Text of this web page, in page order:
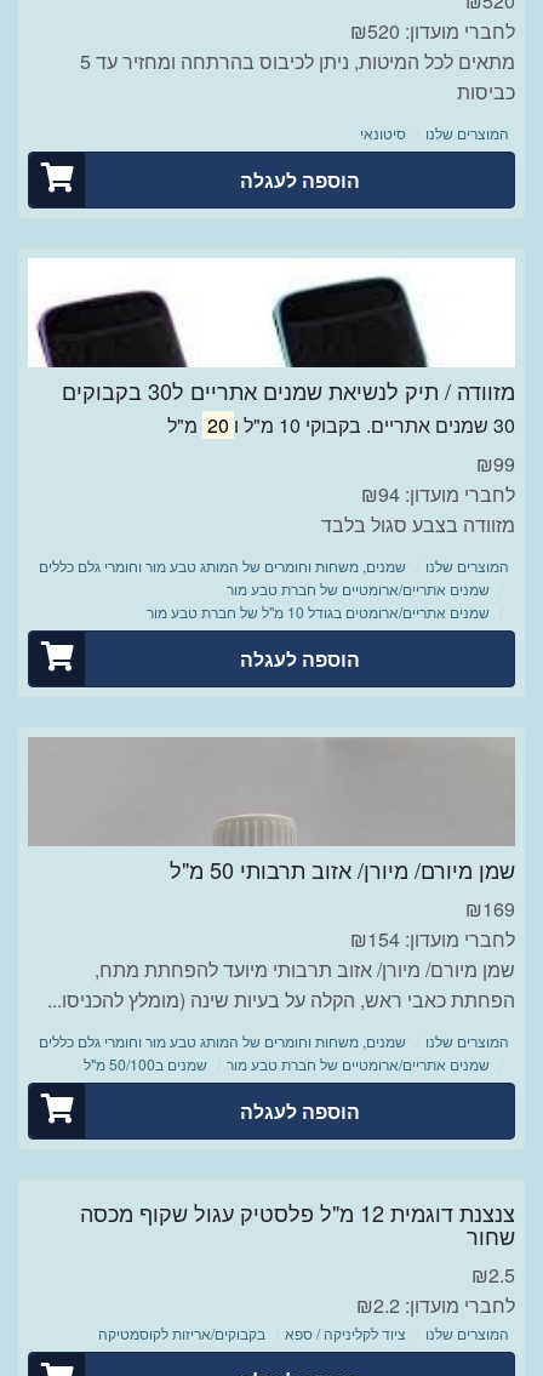
לחברי מועדון: ₪520
מתאים לכל המיטות, ניתן לכיבוס בהרתחה ומחזיר עד 5
כביסות
המוצרים שלנו סיטונאי
הוספה לעגלה
מזוודה / תיק לנשיאת שמנים אתריים ל30 בקבוקים
30 שמנים אתריים. בקבוקי 10 מ"ל ו 20 מ"ל
₪99
לחברי מועדון: ₪94
מזוודה בצבע סגול בלבד
המוצרים שלנו
שמנים, משחות וחומרים של המותג טבע מור וחומרי גלם כללים
שמנים אתריים/ארומטיים של חברת טבע מור
שמנים אתריים/ארומטים בגודל 10 מ"ל של חברת טבע מור
הוספה לעגלה
שמן מיורם/ מיורן/ אזוב תרבותי 50 מ"ל
₪169
לחברי מועדון: ₪154
שמן מיורם/ מיורן/ אזוב תרבותי מיועד להפחתת מתח,
הפחתת כאבי ראש, הקלה על בעיות שינה (מומלץ להכניסו...
המוצרים שלנו
שמנים, משחות וחומרים של המותג טבע מור וחומרי גלם כללים
שמנים אתריים/ארומטיים של חברת טבע מור
שמנים ב50/100 מ"ל
הוספה לעגלה
צנצנת דוגמית 12 מ"ל פלסטיק עגול שקוף מכסה
שחור
₪2.5
לחברי מועדון: ₪2.2
המוצרים שלנו ציוד לקליניקה / ספא בקבוקים/אריזות לקוסמטיקה